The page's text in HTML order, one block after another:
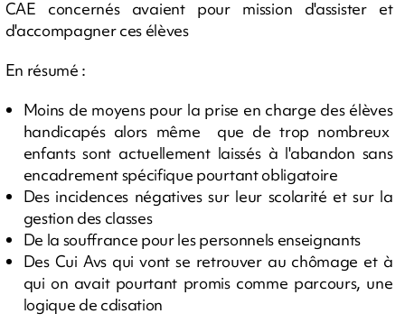
CAE concernés avaient pour mission d'assister et
d'accompagner ces élèves
En résumé :
Moins de moyens pour la prise en charge des élèves
handicapés alors même que de trop nombreux
enfants sont actuellement laissés à l'abandon sans
encadrement spécifique pourtant obligatoire
Des incidences négatives sur leur scolarité et sur la
gestion des classes
De la souffrance pour les personnels enseignants
Des Cui Avs qui vont se retrouver au chômage et à
qui on avait pourtant promis comme parcours, une
logique de cdisation